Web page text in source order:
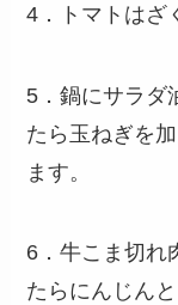
4．トマトはざ
5．鍋にサラダ
たら玉ねぎを
ます。
6．牛こま切れ
たらにんじん